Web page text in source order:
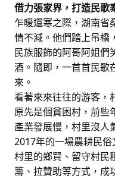
借力張家界，打造民歌
乍暖還寒之際，湖南省
情不減。他們踏上吊橋
民族服飾的阿哥阿姐們
酒。隨即，一首首民歌
來。
看著來來往往的游客，
原先是個貧困村，前些
產業發展慢，村里沒人
2017年的一場農耕民
村里的鄉賢、留守村民
籌、拉贊助等方式，成